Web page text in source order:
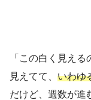
「この白く見え
見えてて、 いわゆ
だけど、週数が進